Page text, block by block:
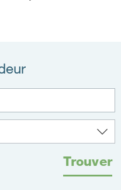
Trouver